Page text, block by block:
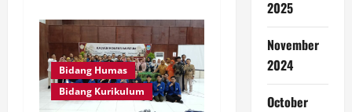
Bidang Humas
Bidang Kurikulum
2025
November
2024
October